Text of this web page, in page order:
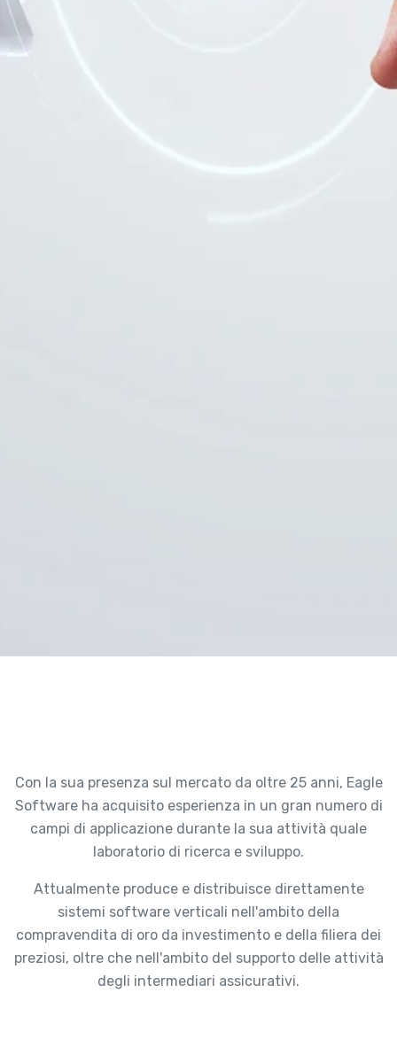
Con la sua presenza sul mercato da oltre 25 anni, Eagle
Software ha acquisito esperienza in un gran numero di
campi di applicazione durante la sua attività quale
laboratorio di ricerca e sviluppo.
Attualmente produce e distribuisce direttamente
sistemi software verticali nell'ambito della
compravendita di oro da investimento e della filiera dei
preziosi, oltre che nell'ambito del supporto delle attività
degli intermediari assicurativi.